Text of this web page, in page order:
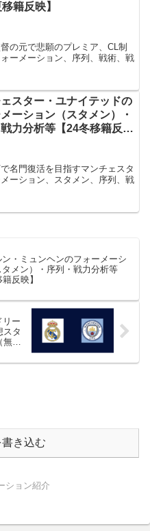
移籍反映】
の元で悲願のプレミア、CL制
ーメーション、序列、戦術、戦
スター・ユナイテッドの
ーション（スタメン）・
力分析等【24冬移籍反
名門復活を目指すマンチェスタ
ーション、スタメン、序列、戦
・ミュンヘンのフォーメーシ
タメン）・序列・戦力分析等
籍反映】
リー
スタ
無
き込む
ション紹介